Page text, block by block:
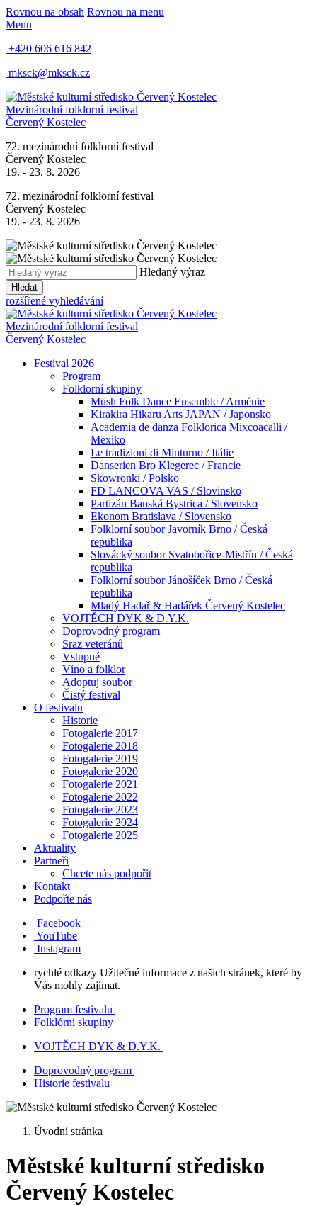
Rovnou na obsah Rovnou na menu
Menu
+420 606 616 842
mksck@mksck.cz
Mezinárodní folklorní festival
Červený Kostelec
72. mezinárodní folklorní festival
Červený Kostelec
19. - 23. 8. 2026
72. mezinárodní folklorní festival
Červený Kostelec
19. - 23. 8. 2026
Hledaný výraz
Hledat
rozšířené vyhledávání
Mezinárodní folklorní festival
Červený Kostelec
Festival 2026
Program
Folklorní skupiny
Mush Folk Dance Ensemble / Arménie
Kirakira Hikaru Arts JAPAN / Japonsko
Academia de danza Folklorica Mixcoacalli /
Mexiko
Le tradizioni di Minturno / Itálie
Danserien Bro Klegerec / Francie
Skowronki / Polsko
FD LANCOVA VAS / Slovinsko
Partizán Banská Bystrica / Slovensko
Ekonom Bratislava / Slovensko
Folklorní soubor Javorník Brno / Česká
republika
Slovácký soubor Svatobořice-Mistřín / Česká
republika
Folklorní soubor Jánošíček Brno / Česká
republika
Mladý Hadař & Hadářek Červený Kostelec
VOJTĚCH DYK & D.Y.K.
Doprovodný program
Sraz veteránů
Vstupné
Víno a folklor
Adoptuj soubor
Čistý festival
O festivalu
Historie
Fotogalerie 2017
Fotogalerie 2018
Fotogalerie 2019
Fotogalerie 2020
Fotogalerie 2021
Fotogalerie 2022
Fotogalerie 2023
Fotogalerie 2024
Fotogalerie 2025
Aktuality
Partneři
Chcete nás podpořit
Kontakt
Podpořte nás
Facebook
YouTube
Instagram
rychlé odkazy Užitečné informace z našich stránek, které by
Vás mohly zajímat.
Program festivalu
Folklórní skupiny
VOJTĚCH DYK & D.Y.K.
Doprovodný program
Historie festivalu
Úvodní stránka
Městské kulturní středisko
Červený Kostelec